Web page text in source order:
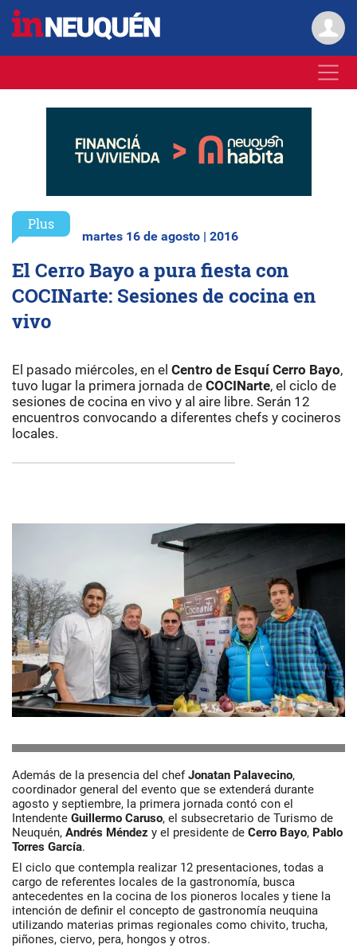
Plus
martes 16 de agosto | 2016
El Cerro Bayo a pura fiesta con
COCINarte: Sesiones de cocina en
vivo
El pasado miércoles, en el Centro de Esquí Cerro Bayo,
tuvo lugar la primera jornada de COCINarte, el ciclo de
sesiones de cocina en vivo y al aire libre. Serán 12
encuentros convocando a diferentes chefs y cocineros
locales.
Además de la presencia del chefJonatan Palavecino,
coordinador general del evento que se extenderá durante
agosto y septiembre, la primera jornada contó con el
Intendente Guillermo Caruso, el subsecretario de Turismo de
Neuquén, Andrés Méndez y el presidente de Cerro Bayo, Pablo
Torres García.
El ciclo que contempla realizar 12 presentaciones, todas a
cargo de referentes locales de la gastronomía, busca
antecedentes en la cocina de los pioneros locales y tiene la
intención de definir el concepto de gastronomía neuquina
utilizando materias primas regionales como chivito, trucha,
piñones, ciervo, pera, hongos y otros.